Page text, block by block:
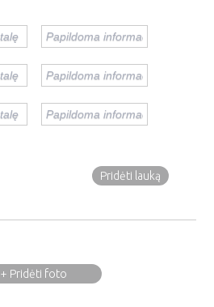
Pridėti lauką
+ Pridėti foto